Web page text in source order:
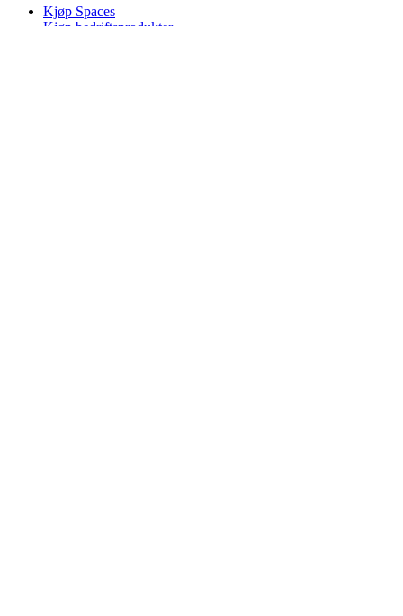
Kjøp Spaces
Kjøp bedriftsprodukter